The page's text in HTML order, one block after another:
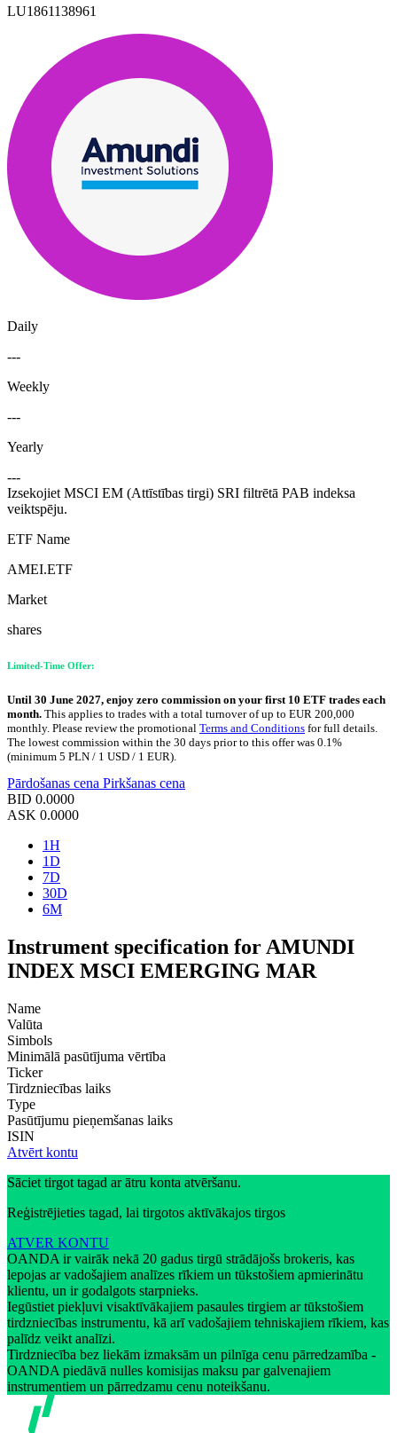
LU1861138961
Daily
---
Weekly
---
Yearly
---
Izsekojiet MSCI EM (Attīstības tirgi) SRI filtrētā PAB indeksa
veiktspēju.
ETF Name
AMEI.ETF
Market
shares
Limited-Time Offer:
Until 30 June 2027, enjoy zero commission on your first 10 ETF trades each
month. This applies to trades with a total turnover of up to EUR 200,000
monthly. Please review the promotional Terms and Conditions for full details.
The lowest commission within the 30 days prior to this offer was 0.1%
(minimum 5 PLN / 1 USD / 1 EUR).
Pārdošanas cena Pirkšanas cena
BID 0.0000
ASK 0.0000
1H
1D
7D
30D
6M
Instrument specification for AMUNDI
INDEX MSCI EMERGING MAR
Name
Valūta
Simbols
Minimālā pasūtījuma vērtība
Ticker
Tirdzniecības laiks
Type
Pasūtījumu pieņemšanas laiks
ISIN
Atvērt kontu
Sāciet tirgot tagad ar ātru konta atvēršanu.
Reģistrējieties tagad, lai tirgotos aktīvākajos tirgos
ATVER KONTU
OANDA ir vairāk nekā 20 gadus tirgū strādājošs brokeris, kas
lepojas ar vadošajiem analīzes rīkiem un tūkstošiem apmierinātu
klientu, un ir godalgots starpnieks.
Iegūstiet piekļuvi visaktīvākajiem pasaules tirgiem ar tūkstošiem
tirdzniecības instrumentu, kā arī vadošajiem tehniskajiem rīkiem, kas
palīdz veikt analīzi.
Tirdzniecība bez liekām izmaksām un pilnīga cenu pārredzamība -
OANDA piedāvā nulles komisijas maksu par galvenajiem
instrumentiem un pārredzamu cenu noteikšanu.